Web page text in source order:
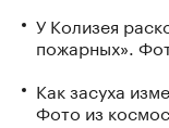
У Колизея
пожарных».
Как засуха
Фото из